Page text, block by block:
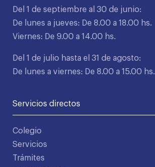
Del 1 de septiembre al 30 de junio:
De lunes a jueves: De 8.00 a 18.00 hs.
Viernes: De 9.00 a 14.00 hs.
Del 1 de julio hasta el 31 de agosto:
De lunes a viernes: De 8.00 a 15.00 hs.
Servicios directos
Colegio
Servicios
Trámites